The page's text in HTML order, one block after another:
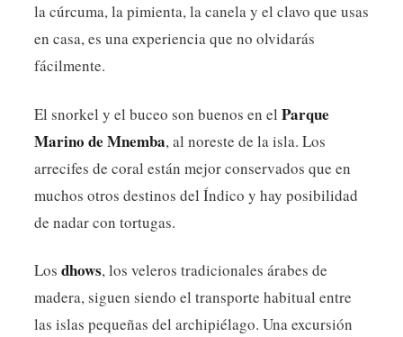
la cúrcuma, la pimienta, la canela y el clavo que usas
en casa, es una experiencia que no olvidarás
fácilmente.
El snorkel y el buceo son buenos en el Parque
Marino de Mnemba, al noreste de la isla. Los
arrecifes de coral están mejor conservados que en
muchos otros destinos del Índico y hay posibilidad
de nadar con tortugas.
Los dhows, los veleros tradicionales árabes de
madera, siguen siendo el transporte habitual entre
las islas pequeñas del archipiélago. Una excursión